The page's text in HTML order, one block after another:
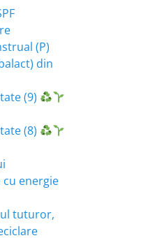
(P)
din
(9)
(8)
energie
tuturor,